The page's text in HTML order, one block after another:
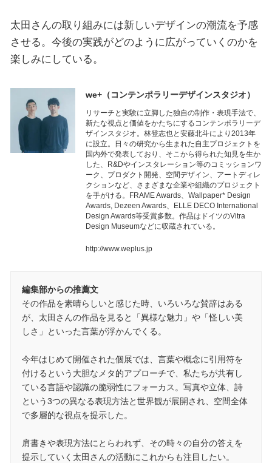
太田さんの取り組みには新しいデザインの潮流を予感
させる。今後の実践がどのように広がっていくのかを
楽しみにしている。
we+（コンテンポラリーデザインスタジオ）
リサーチと実験に⽴脚した独⾃の制作・表現⼿法で、
新たな視点と価値をかたちにするコンテンポラリーデ
ザインスタジオ。林登志也と安藤北⽃により2013年
に設⽴。日々の研究から生まれた自主プロジェクトを
国内外で発表しており、そこから得られた知見を生か
した、R&Dやインスタレーション等のコミッションワ
ーク、プロダクト開発、空間デザイン、アートディレ
クションなど、さまざまな企業や組織のプロジェクト
を手がける。FRAME Awards、Wallpaper* Design
Awards, Dezeen Awards、ELLE DECO International
Design Awards等受賞多数。作品はドイツのVitra
Design Museumなどに収蔵されている。
http://www.weplus.jp
編集部からの推薦文
その作品を素晴らしいと感じた時、いろいろな賛辞はある
が、太田さんの作品を見ると「異様な魅力」や「怪しい美
しさ」といった言葉が浮かんでくる。
今年はじめて開催された個展では、言葉や概念に引用符を
付けるという大胆なメタ的アプローチで、私たちが共有し
ている言語や認識の脆弱性にフォーカス。写真や立体、詩
という3つの異なる表現方法と世界観が展開され、空間全体
で多層的な視点を提示した。
肩書きや表現方法にとらわれず、その時々の自分の答えを
提示していく太田さんの活動にこれからも注目したい。